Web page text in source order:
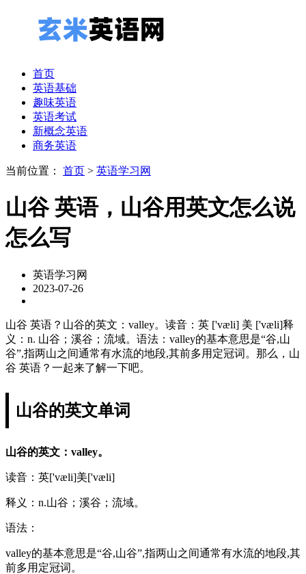
首页
英语基础
趣味英语
英语考试
新概念英语
商务英语
当前位置： 首页 > 英语学习网
山谷 英语，山谷用英文怎么说
怎么写
英语学习网
2023-07-26
山谷 英语？山谷的英文：valley。读音：英 ['væli] 美 ['væli]释
义：n. 山谷；溪谷；流域。语法：valley的基本意思是“谷,山
谷”,指两山之间通常有水流的地段,其前多用定冠词。那么，山
谷 英语？一起来了解一下吧。
山谷的英文单词
山谷的英文：valley。
读音：英['væli]美['væli]
释义：n.山谷；溪谷；流域。
语法：
valley的基本意思是“谷,山谷”,指两山之间通常有水流的地段,其
前多用定冠词。